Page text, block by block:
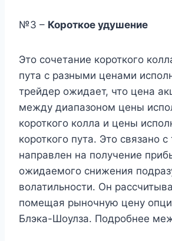
№3 – Короткое удушение
Это сочетание короткого
пута с разными ценами
трейдер ожидает, что цена
между диапазоном цены
короткого колла и цены
короткого пута. Это связано
направлен на получение
ожидаемого снижения
волатильности. Он
помещая рыночную цену
Блэка-Шоулза. Подробнее